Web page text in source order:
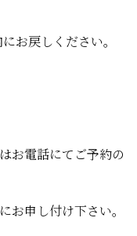
お戻しください。
お電話にてご予約の
申し付け下さい。